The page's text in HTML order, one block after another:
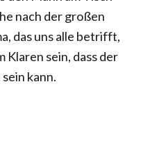
nach der großen
das uns alle betrifft,
Klaren sein, dass der
kann.